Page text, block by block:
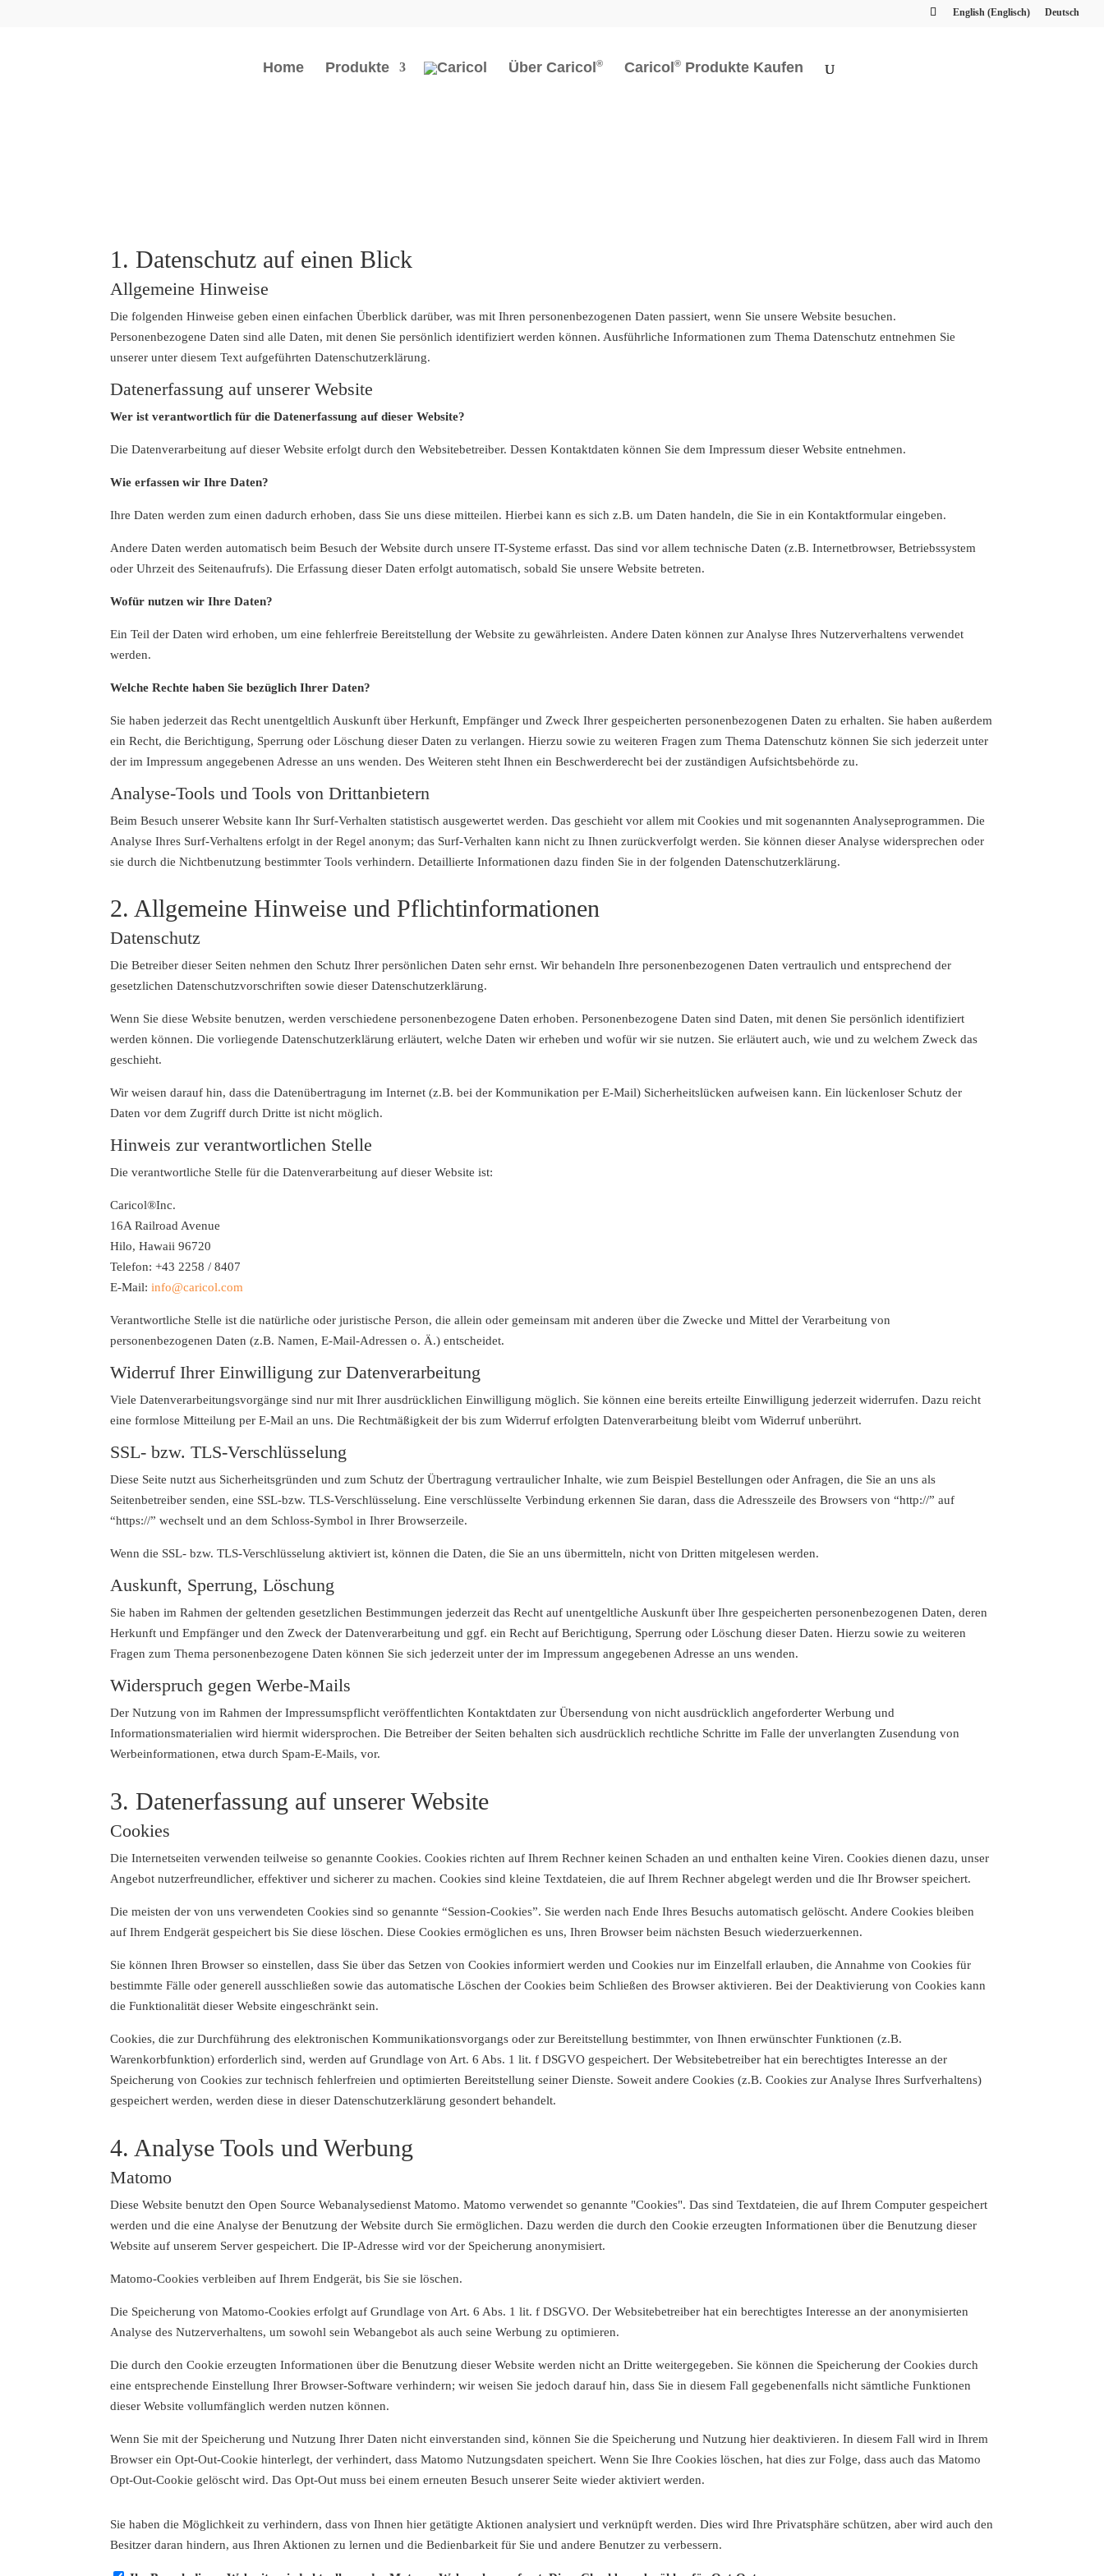
English (Englisch) Deutsch
Home Produkte Über Caricol Caricol Produkte Kaufen
1. Datenschutz auf einen Blick
Allgemeine Hinweise
Die folgenden Hinweise geben einen einfachen Überblick darüber, was mit Ihren personenbezogenen Daten passiert, wenn Sie unsere Website besuchen.
Personenbezogene Daten sind alle Daten, mit denen Sie persönlich identifiziert werden können. Ausführliche Informationen zum Thema Datenschutz entnehmen Sie
unserer unter diesem Text aufgeführten Datenschutzerklärung.
Datenerfassung auf unserer Website
Wer ist verantwortlich für die Datenerfassung auf dieser Website?
Die Datenverarbeitung auf dieser Website erfolgt durch den Websitebetreiber. Dessen Kontaktdaten können Sie dem Impressum dieser Website entnehmen.
Wie erfassen wir Ihre Daten?
Ihre Daten werden zum einen dadurch erhoben, dass Sie uns diese mitteilen. Hierbei kann es sich z.B. um Daten handeln, die Sie in ein Kontaktformular eingeben.
Andere Daten werden automatisch beim Besuch der Website durch unsere IT-Systeme erfasst. Das sind vor allem technische Daten (z.B. Internetbrowser, Betriebssystem
oder Uhrzeit des Seitenaufrufs). Die Erfassung dieser Daten erfolgt automatisch, sobald Sie unsere Website betreten.
Wofür nutzen wir Ihre Daten?
Ein Teil der Daten wird erhoben, um eine fehlerfreie Bereitstellung der Website zu gewährleisten. Andere Daten können zur Analyse Ihres Nutzerverhaltens verwendet
werden.
Welche Rechte haben Sie bezüglich Ihrer Daten?
Sie haben jederzeit das Recht unentgeltlich Auskunft über Herkunft, Empfänger und Zweck Ihrer gespeicherten personenbezogenen Daten zu erhalten. Sie haben außerdem
ein Recht, die Berichtigung, Sperrung oder Löschung dieser Daten zu verlangen. Hierzu sowie zu weiteren Fragen zum Thema Datenschutz können Sie sich jederzeit unter
der im Impressum angegebenen Adresse an uns wenden. Des Weiteren steht Ihnen ein Beschwerderecht bei der zuständigen Aufsichtsbehörde zu.
Analyse-Tools und Tools von Drittanbietern
Beim Besuch unserer Website kann Ihr Surf-Verhalten statistisch ausgewertet werden. Das geschieht vor allem mit Cookies und mit sogenannten Analyseprogrammen. Die
Analyse Ihres Surf-Verhaltens erfolgt in der Regel anonym; das Surf-Verhalten kann nicht zu Ihnen zurückverfolgt werden. Sie können dieser Analyse widersprechen oder
sie durch die Nichtbenutzung bestimmter Tools verhindern. Detaillierte Informationen dazu finden Sie in der folgenden Datenschutzerklärung.
2. Allgemeine Hinweise und Pflichtinformationen
Datenschutz
Die Betreiber dieser Seiten nehmen den Schutz Ihrer persönlichen Daten sehr ernst. Wir behandeln Ihre personenbezogenen Daten vertraulich und entsprechend der
gesetzlichen Datenschutzvorschriften sowie dieser Datenschutzerklärung.
Wenn Sie diese Website benutzen, werden verschiedene personenbezogene Daten erhoben. Personenbezogene Daten sind Daten, mit denen Sie persönlich identifiziert
werden können. Die vorliegende Datenschutzerklärung erläutert, welche Daten wir erheben und wofür wir sie nutzen. Sie erläutert auch, wie und zu welchem Zweck das
geschieht.
Wir weisen darauf hin, dass die Datenübertragung im Internet (z.B. bei der Kommunikation per E-Mail) Sicherheitslücken aufweisen kann. Ein lückenloser Schutz der
Daten vor dem Zugriff durch Dritte ist nicht möglich.
Hinweis zur verantwortlichen Stelle
Die verantwortliche Stelle für die Datenverarbeitung auf dieser Website ist:
Caricol®Inc.
16A Railroad Avenue
Hilo, Hawaii 96720
Telefon: +43 2258 / 8407
E-Mail:info@caricol.com
Verantwortliche Stelle ist die natürliche oder juristische Person, die allein oder gemeinsam mit anderen über die Zwecke und Mittel der Verarbeitung von
personenbezogenen Daten (z.B. Namen, E-Mail-Adressen o. Ä.) entscheidet.
Widerruf Ihrer Einwilligung zur Datenverarbeitung
Viele Datenverarbeitungsvorgänge sind nur mit Ihrer ausdrücklichen Einwilligung möglich. Sie können eine bereits erteilte Einwilligung jederzeit widerrufen. Dazu reicht
eine formlose Mitteilung per E-Mail an uns. Die Rechtmäßigkeit der bis zum Widerruf erfolgten Datenverarbeitung bleibt vom Widerruf unberührt.
SSL- bzw. TLS-Verschlüsselung
Diese Seite nutzt aus Sicherheitsgründen und zum Schutz der Übertragung vertraulicher Inhalte, wie zum Beispiel Bestellungen oder Anfragen, die Sie an uns als
Seitenbetreiber senden, eine SSL-bzw. TLS-Verschlüsselung. Eine verschlüsselte Verbindung erkennen Sie daran, dass die Adresszeile des Browsers von “http://” auf
“https://” wechselt und an dem Schloss-Symbol in Ihrer Browserzeile.
Wenn die SSL- bzw. TLS-Verschlüsselung aktiviert ist, können die Daten, die Sie an uns übermitteln, nicht von Dritten mitgelesen werden.
Auskunft, Sperrung, Löschung
Sie haben im Rahmen der geltenden gesetzlichen Bestimmungen jederzeit das Recht auf unentgeltliche Auskunft über Ihre gespeicherten personenbezogenen Daten, deren
Herkunft und Empfänger und den Zweck der Datenverarbeitung und ggf. ein Recht auf Berichtigung, Sperrung oder Löschung dieser Daten. Hierzu sowie zu weiteren
Fragen zum Thema personenbezogene Daten können Sie sich jederzeit unter der im Impressum angegebenen Adresse an uns wenden.
Widerspruch gegen Werbe-Mails
Der Nutzung von im Rahmen der Impressumspflicht veröffentlichten Kontaktdaten zur Übersendung von nicht ausdrücklich angeforderter Werbung und
Informationsmaterialien wird hiermit widersprochen. Die Betreiber der Seiten behalten sich ausdrücklich rechtliche Schritte im Falle der unverlangten Zusendung von
Werbeinformationen, etwa durch Spam-E-Mails, vor.
3. Datenerfassung auf unserer Website
Cookies
Die Internetseiten verwenden teilweise so genannte Cookies. Cookies richten auf Ihrem Rechner keinen Schaden an und enthalten keine Viren. Cookies dienen dazu, unser
Angebot nutzerfreundlicher, effektiver und sicherer zu machen. Cookies sind kleine Textdateien, die auf Ihrem Rechner abgelegt werden und die Ihr Browser speichert.
Die meisten der von uns verwendeten Cookies sind so genannte “Session-Cookies”. Sie werden nach Ende Ihres Besuchs automatisch gelöscht. Andere Cookies bleiben
auf Ihrem Endgerät gespeichert bis Sie diese löschen. Diese Cookies ermöglichen es uns, Ihren Browser beim nächsten Besuch wiederzuerkennen.
Sie können Ihren Browser so einstellen, dass Sie über das Setzen von Cookies informiert werden und Cookies nur im Einzelfall erlauben, die Annahme von Cookies für
bestimmte Fälle oder generell ausschließen sowie das automatische Löschen der Cookies beim Schließen des Browser aktivieren. Bei der Deaktivierung von Cookies kann
die Funktionalität dieser Website eingeschränkt sein.
Cookies, die zur Durchführung des elektronischen Kommunikationsvorgangs oder zur Bereitstellung bestimmter, von Ihnen erwünschter Funktionen (z.B.
Warenkorbfunktion) erforderlich sind, werden auf Grundlage von Art. 6 Abs. 1 lit. f DSGVO gespeichert. Der Websitebetreiber hat ein berechtigtes Interesse an der
Speicherung von Cookies zur technisch fehlerfreien und optimierten Bereitstellung seiner Dienste. Soweit andere Cookies (z.B. Cookies zur Analyse Ihres Surfverhaltens)
gespeichert werden, werden diese in dieser Datenschutzerklärung gesondert behandelt.
4. Analyse Tools und Werbung
Matomo
Diese Website benutzt den Open Source Webanalysedienst Matomo. Matomo verwendet so genannte "Cookies". Das sind Textdateien, die auf Ihrem Computer gespeichert
werden und die eine Analyse der Benutzung der Website durch Sie ermöglichen. Dazu werden die durch den Cookie erzeugten Informationen über die Benutzung dieser
Website auf unserem Server gespeichert. Die IP-Adresse wird vor der Speicherung anonymisiert.
Matomo-Cookies verbleiben auf Ihrem Endgerät, bis Sie sie löschen.
Die Speicherung von Matomo-Cookies erfolgt auf Grundlage von Art. 6 Abs. 1 lit. f DSGVO. Der Websitebetreiber hat ein berechtigtes Interesse an der anonymisierten
Analyse des Nutzerverhaltens, um sowohl sein Webangebot als auch seine Werbung zu optimieren.
Die durch den Cookie erzeugten Informationen über die Benutzung dieser Website werden nicht an Dritte weitergegeben. Sie können die Speicherung der Cookies durch
eine entsprechende Einstellung Ihrer Browser-Software verhindern; wir weisen Sie jedoch darauf hin, dass Sie in diesem Fall gegebenenfalls nicht sämtliche Funktionen
dieser Website vollumfänglich werden nutzen können.
Wenn Sie mit der Speicherung und Nutzung Ihrer Daten nicht einverstanden sind, können Sie die Speicherung und Nutzung hier deaktivieren. In diesem Fall wird in Ihrem
Browser ein Opt-Out-Cookie hinterlegt, der verhindert, dass Matomo Nutzungsdaten speichert. Wenn Sie Ihre Cookies löschen, hat dies zur Folge, dass auch das Matomo
Opt-Out-Cookie gelöscht wird. Das Opt-Out muss bei einem erneuten Besuch unserer Seite wieder aktiviert werden.
Sie haben die Möglichkeit zu verhindern, dass von Ihnen hier getätigte Aktionen analysiert und verknüpft werden. Dies wird Ihre Privatsphäre schützen, aber wird auch den
Besitzer daran hindern, aus Ihren Aktionen zu lernen und die Bedienbarkeit für Sie und andere Benutzer zu verbessern.